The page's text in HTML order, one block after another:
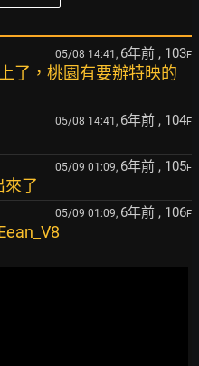
05/08 14:41, 6年前 , 103F
了，桃園有要辦特映的
05/08 14:41, 6年前 , 104F
05/09 01:09, 6年前 , 105F
來了
05/09 01:09, 6年前 , 106F